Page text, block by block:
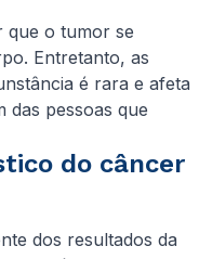
que o tumor se
Entretanto, as
é rara e afeta
das pessoas que
do câncer
dos resultados da